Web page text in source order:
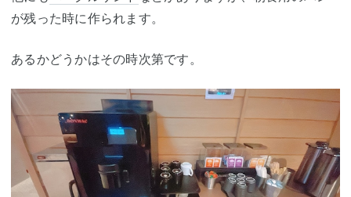
が残った時に作られます。
あるかどうかはその時次第です。